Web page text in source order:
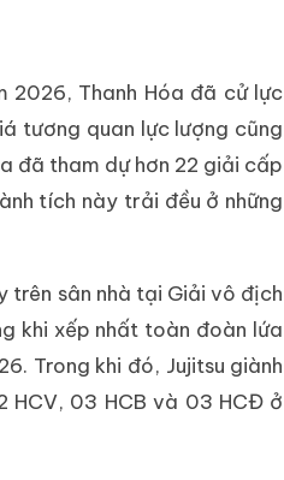
2026, Thanh Hóa đã cử lực
tương quan lực lượng cũng
đã tham dự hơn 22 giải cấp
tích này trải đều ở những
trên sân nhà tại Giải vô địch
khi xếp nhất toàn đoàn lứa
Trong khi đó, Jujitsu giành
HCV, 03 HCB và 03 HCĐ ở